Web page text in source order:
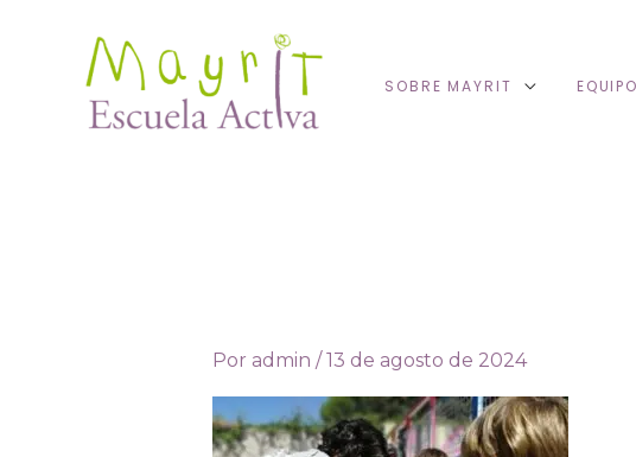
contenido
SOBRE MAYRIT EQUIPO
Por admin /13 de agosto de 2024